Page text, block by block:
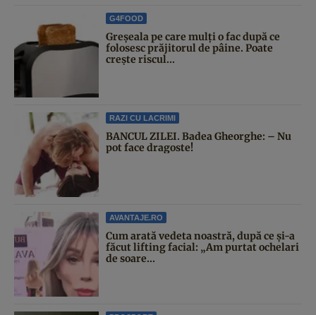
G4FOOD
Greșeala pe care mulți o fac după ce
folosesc prăjitorul de pâine. Poate
crește riscul...
RAZI CU LACRIMI
BANCUL ZILEI. Badea Gheorghe: – Nu
pot face dragoste!
AVANTAJE.RO
Cum arată vedeta noastră, după ce și-a
făcut lifting facial: „Am purtat ochelari
de soare...